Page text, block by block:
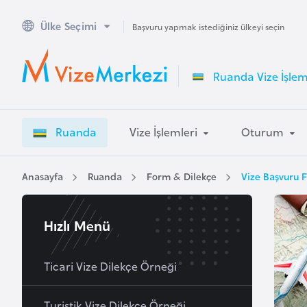
Ülke Seçimi Başvuru yapmak istediğiniz ülkeyi seçin
Ruanda Vize
Ruanda Vize İşlemleri Oturum
Anasayfa Ruanda Form & Dilekçe Vize Başvuru
Hızlı Menü
Ticari Vize Dilekçe Örneği
A
u
s
a
l
A
v
u
s
t